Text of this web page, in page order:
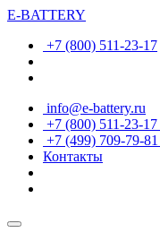
E-BATTERY
+7 (800) 511-23-17
info@e-battery.ru
+7 (800) 511-23-17
+7 (499) 709-79-81
Контакты